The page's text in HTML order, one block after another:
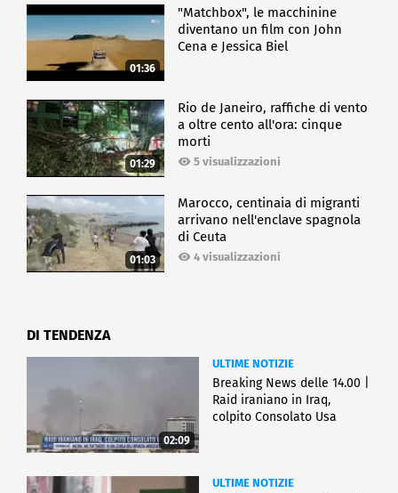
01:36
"Matchbox", le macchinine
diventano un film con John
Cena e Jessica Biel
01:29
Rio de Janeiro, raffiche di vento
a oltre cento all'ora: cinque
morti
5 visualizzazioni
01:03
Marocco, centinaia di migranti
arrivano nell'enclave spagnola
di Ceuta
4 visualizzazioni
DI TENDENZA
02:09
ULTIME NOTIZIE
Breaking News delle 14.00 |
Raid iraniano in Iraq,
colpito Consolato Usa
ULTIME NOTIZIE